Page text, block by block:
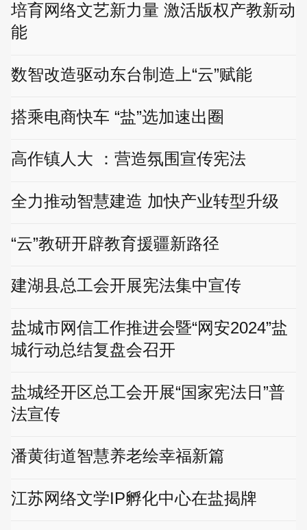
培育网络文艺新力量 激活版权产教新动
能
数智改造驱动东台制造上“云”赋能
搭乘电商快车 “盐”选加速出圈
高作镇人大 ：营造氛围宣传宪法
全力推动智慧建造 加快产业转型升级
“云”教研开辟教育援疆新路径
建湖县总工会开展宪法集中宣传
盐城市网信工作推进会暨“网安2024”盐
城行动总结复盘会召开
盐城经开区总工会开展“国家宪法日”普
法宣传
潘黄街道智慧养老绘幸福新篇
江苏网络文学IP孵化中心在盐揭牌